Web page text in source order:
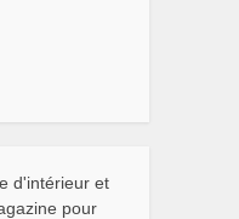
d'intérieur et
pour